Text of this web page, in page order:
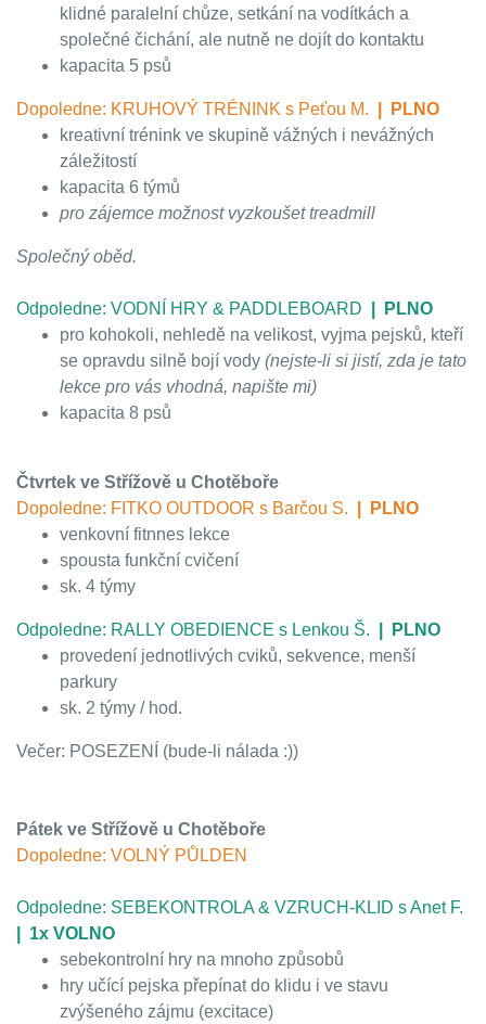
klidné paralelní chůze, setkání na vodítkách a
společné čichání, ale nutně ne dojít do kontaktu
kapacita 5 psů
Dopoledne: KRUHOVÝ TRÉNINK s Peťou M.
| PLNO
kreativní trénink ve skupině vážných i nevážných
záležitostí
kapacita 6 týmů
pro zájemce možnost vyzkoušet treadmill
Společný oběd.
Odpoledne: VODNÍ HRY & PADDLEBOARD
| PLNO
pro kohokoli, nehledě na velikost, vyjma pejsků, kteří
se opravdu silně bojí vody (nejste-li si jistí, zda je tato
lekce pro vás vhodná, napište mi)
kapacita 8 psů
Čtvrtek ve Střížově u Chotěboře
Dopoledne: FITKO OUTDOOR s Barčou S.
| PLNO
venkovní fitnnes lekce
spousta funkční cvičení
sk. 4 týmy
Odpoledne: RALLY OBEDIENCE s Lenkou Š.
| PLNO
provedení jednotlivých cviků, sekvence, menší
parkury
sk. 2 týmy / hod.
Večer: POSEZENÍ (bude-li nálada :))
Pátek ve Střížově u Chotěboře
Dopoledne: VOLNÝ PŮLDEN
Odpoledne: SEBEKONTROLA & VZRUCH-KLID s Anet F.
| 1x VOLNO
sebekontrolní hry na mnoho způsobů
⁠hry učící pejska přepínat do klidu i ve stavu
zvýšeného zájmu (excitace)